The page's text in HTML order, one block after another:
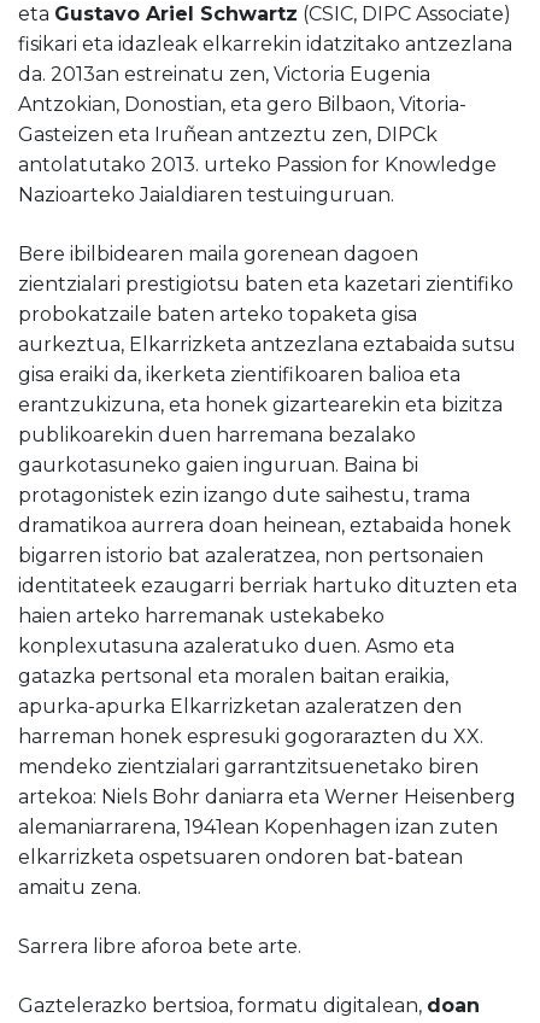
eta Gustavo Ariel Schwartz (CSIC, DIPC Associate)
fisikari eta idazleak elkarrekin idatzitako antzezlana
da. 2013an estreinatu zen, Victoria Eugenia
Antzokian, Donostian, eta gero Bilbaon, Vitoria-
Gasteizen eta Iruñean antzeztu zen, DIPCk
antolatutako 2013. urteko Passion for Knowledge
Nazioarteko Jaialdiaren testuinguruan.
Bere ibilbidearen maila gorenean dagoen
zientzialari prestigiotsu baten eta kazetari zientifiko
probokatzaile baten arteko topaketa gisa
aurkeztua, Elkarrizketa antzezlana eztabaida sutsu
gisa eraiki da, ikerketa zientifikoaren balioa eta
erantzukizuna, eta honek gizartearekin eta bizitza
publikoarekin duen harremana bezalako
gaurkotasuneko gaien inguruan. Baina bi
protagonistek ezin izango dute saihestu, trama
dramatikoa aurrera doan heinean, eztabaida honek
bigarren istorio bat azaleratzea, non pertsonaien
identitateek ezaugarri berriak hartuko dituzten eta
haien arteko harremanak ustekabeko
konplexutasuna azaleratuko duen. Asmo eta
gatazka pertsonal eta moralen baitan eraikia,
apurka-apurka Elkarrizketan azaleratzen den
harreman honek espresuki gogorarazten du XX.
mendeko zientzialari garrantzitsuenetako biren
artekoa: Niels Bohr daniarra eta Werner Heisenberg
alemaniarrarena, 1941ean Kopenhagen izan zuten
elkarrizketa ospetsuaren ondoren bat-batean
amaitu zena.
Sarrera libre aforoa bete arte.
Gaztelerazko bertsioa, formatu digitalean, doan